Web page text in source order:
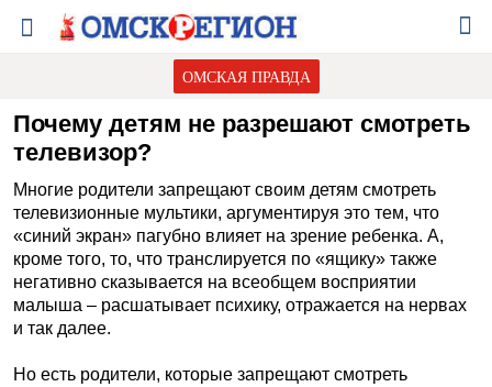
ОМСКАЯ ПРАВДА
Почему детям не разрешают смотреть
телевизор?
Многие родители запрещают своим детям смотреть
телевизионные мультики, аргументируя это тем, что
«синий экран» пагубно влияет на зрение ребенка. А,
кроме того, то, что транслируется по «ящику» также
негативно сказывается на всеобщем восприятии
малыша – расшатывает психику, отражается на нервах
и так далее.
Но есть родители, которые запрещают смотреть